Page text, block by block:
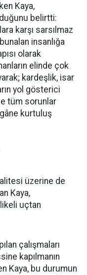
Kaya,
belirtti:
karşı sarsılmaz
insanlığa
olarak
elinde çok
kardeşlik, isar
yol gösterici
tüm sorunlar
kurtuluş
üzerine de
Kaya,
uçtan
çalışmaları
kapılmanın
Kaya, bu durumun